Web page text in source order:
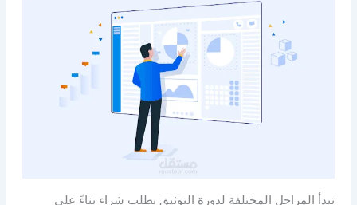
تبدأ المراحل المختلفة لدورة التوثيق بطلب شراء بناءً على